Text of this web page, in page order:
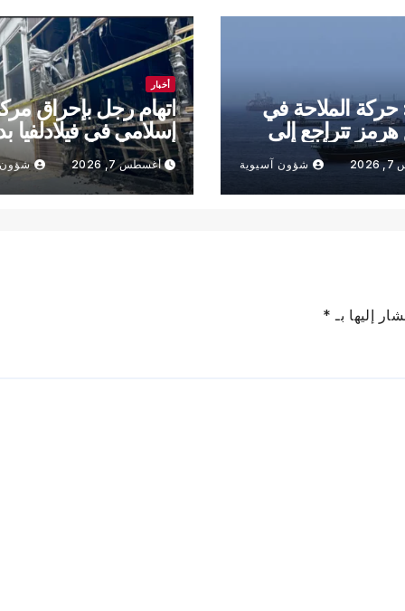
حركة الملاحة في
تتراجع إلى
شؤون آسيوية
أخبار
اتهام رجل بإحراق
إسلامي في فيلادلفيا
ديني
أغسطس 7, 2026 شؤون
إليها بـ *